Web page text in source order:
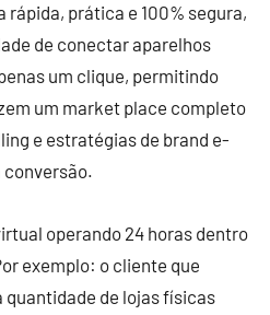
rápida, prática e 100% segura,
de conectar aparelhos
um clique, permitindo
um market place completo
e estratégias de brand e-
operando 24 horas dentro
exemplo: o cliente que
de lojas físicas